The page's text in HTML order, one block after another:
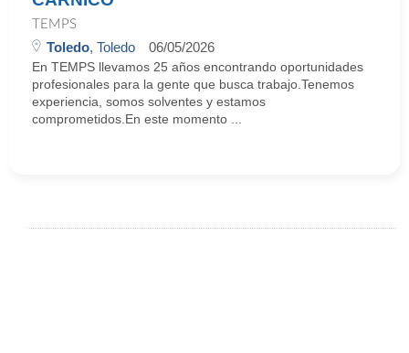
TEMPS
Toledo, Toledo 06/05/2026
En TEMPS llevamos 25 años encontrando oportunidades
profesionales para la gente que busca trabajo.Tenemos
experiencia, somos solventes y estamos
comprometidos.En este momento ...